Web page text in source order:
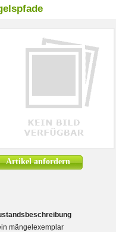
Artikel anfordern
mängelexemplar